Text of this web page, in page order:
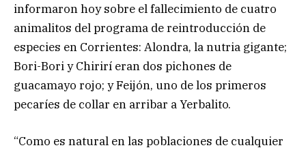
informaron hoy sobre el fallecimiento de cuatro
animalitos del programa de reintroducción de
especies en Corrientes: Alondra, la nutria gigante;
Bori-Bori y Chirirí eran dos pichones de
guacamayo rojo; y Feijón, uno de los primeros
pecaríes de collar en arribar a Yerbalito.
“Como es natural en las poblaciones de cualquier